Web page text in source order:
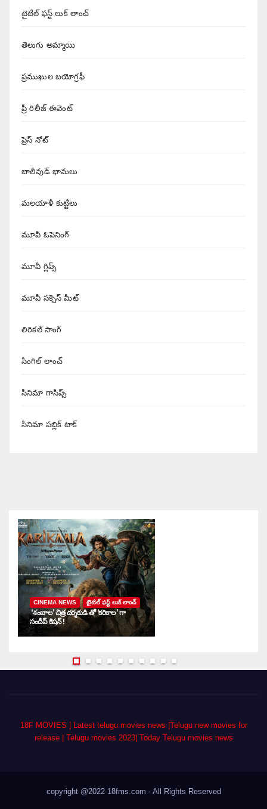
టైటిల్ ఫస్ట్ లుక్ లాంచ్
తెలుగు అమ్మాయి
ప్రముఖుల బయోగ్రఫీ
ప్రీ రిలీజ్ ఈవెంట్
ప్రెస్ నోట్
బాలీవుడ్ భామలు
మలయాళీ కుట్టిలు
మూవీ ఓపెనింగ్
మూవీ గ్లిప్స్
మూవీ సక్సెస్ మీట్
లిరికల్ సాంగ్
సింగిల్ లాంచ్
సినిమా గాసిప్స్
సినిమా పబ్లిక్ టాక్
CINEMA NEWS టైటిల్ ఫస్ట్ లుక్ లాంచ్
‘శంబాల’ చిత్ర దర్శకుడి తో ‘కరికాల’ గా
సందీప్ కిషన్ !
18F MOVIES | Latest telugu movies news |Telugu new movies for
release | Telugu movies 2023| Today Telugu movies news
copyright @2022 18fms.com - All Rights Reserved